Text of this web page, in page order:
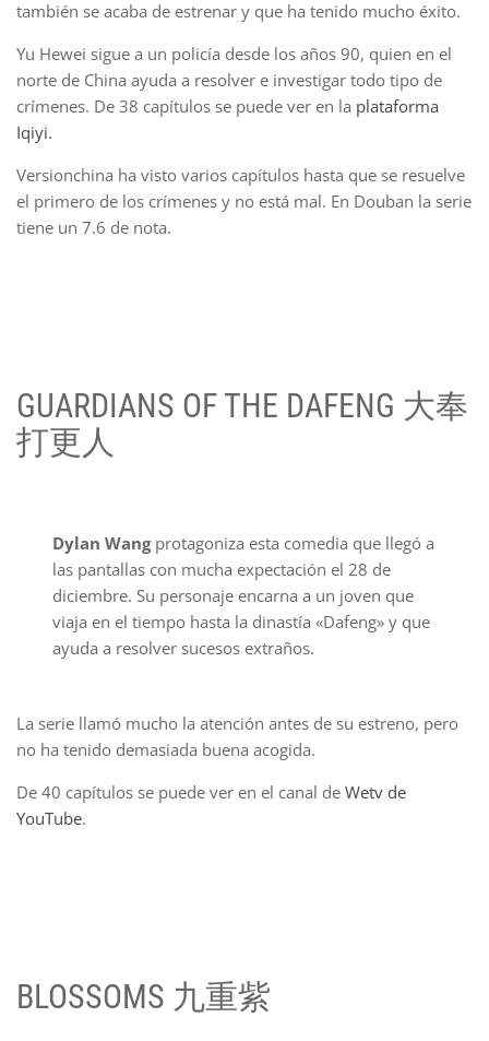
también se acaba de estrenar y que ha tenido mucho éxito.
Yu Hewei sigue a un policía desde los años 90, quien en el
norte de China ayuda a resolver e investigar todo tipo de
crímenes. De 38 capítulos se puede ver en la plataforma
Iqiyi.
Versionchina ha visto varios capítulos hasta que se resuelve
el primero de los crímenes y no está mal. En Douban la serie
tiene un 7.6 de nota.
GUARDIANS OF THE DAFENG 大奉
打更人
Dylan Wangprotagoniza esta comedia que llegó a
las pantallas con mucha expectación el 28 de
diciembre. Su personaje encarna a un joven que
viaja en el tiempo hasta la dinastía «Dafeng» y que
ayuda a resolver sucesos extraños.
La serie llamó mucho la atención antes de su estreno, pero
no ha tenido demasiada buena acogida.
De 40 capítulos se puede ver en el canal de Wetv de
YouTube.
BLOSSOMS 九重紫